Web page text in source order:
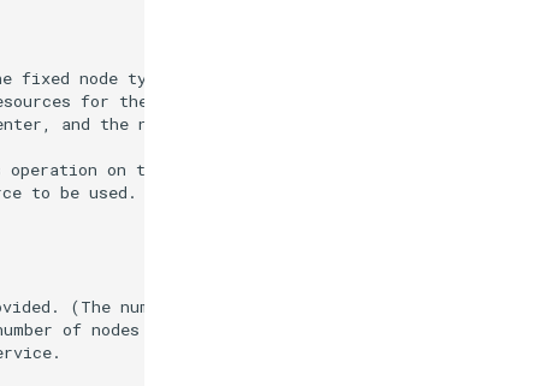
node type, we are unable to provide the desired
for the fixed node type, and may propose a
and the number of nodes will be finally agreed
on the usage application portal on or after
to be used.
(The number may be adjusted when the number of
of nodes through the Application Portal.